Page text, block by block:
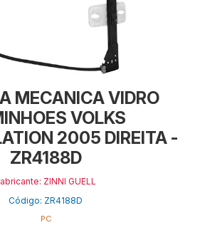
MECANICA VIDRO
VOLKS
2005 DIREITA -
ZR4188D
ZINNI GUELL
Código: ZR4188D
PC